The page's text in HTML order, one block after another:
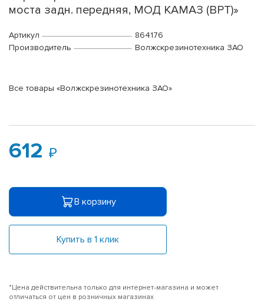
моста задн. передняя, МОД КАМАЗ (ВРТ)»
Артикул
864176
Производитель
Волжскрезинотехника ЗАО
Все товары «Волжскрезинотехника ЗАО»
612
В корзину
Купить в 1 клик
*Цена действительна только для интернет-магазина и может
отличаться от цен в розничных магазинах